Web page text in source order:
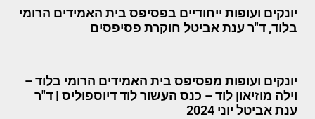
יונקים ועופות ייחודיים בפסיפס בית האמידים הרומי
בלוד, ד"ר ענת אביטל חוקרת פסיפסים
יונקים ועופות מפסיפס בית האמידים הרומי בלוד –
וילה מוזיאון לוד – כנס העשור לוד דיוספוליס | ד"ר
ענת אביטל יוני 2024